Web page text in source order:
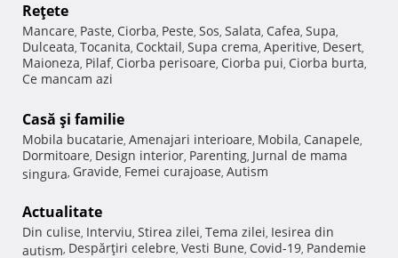
Reţete
Mancare, Paste, Ciorba, Peste, Sos, Salata, Cafea, Supa,
Dulceata, Tocanita, Cocktail, Supa crema, Aperitive, Desert,
Maioneza, Pilaf, Ciorba perisoare, Ciorba pui, Ciorba burta,
Ce mancam azi
Casă şi familie
Mobila bucatarie, Amenajari interioare, Mobila, Canapele,
Dormitoare, Design interior, Parenting, Jurnal de mama
singura, Gravide, Femei curajoase, Autism
Actualitate
Din culise, Interviu, Stirea zilei, Tema zilei, Iesirea din
autism, Despărţiri celebre, Vesti Bune, Covid-19, Pandemie